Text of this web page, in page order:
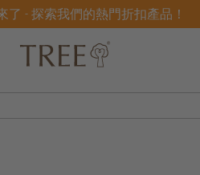
了 - 探索我們的熱門折扣產品！